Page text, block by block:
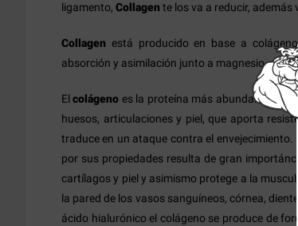
ligamento, Collagen te los va a reducir, además
Collagen está producido en base a
absorción y asimilación junto a magnesio,
Elcolágeno es la proteína más abundante de
huesos, articulaciones y piel, que aporta
traduce en un ataque contra el
por sus propiedades resulta de gran
cartílagos y piel y asimismo protege a la
la pared de los vasos sanguíneos, córnea,
ácido hialurónico el colágeno se produce de